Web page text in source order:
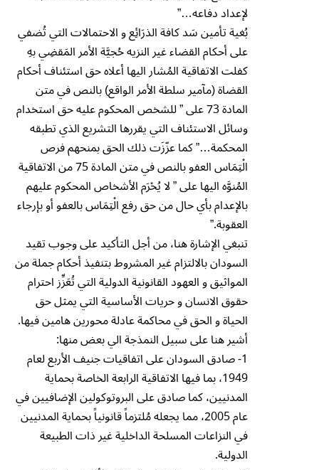
لإعداد دفاعه…”
بُغية تأمين سَد كافة الذرَائِع و الاحتمالات التي تُضفي
على أحكام القضاء غير النزيه حُجيَّة الأمر المَقضِي بهِ
كفلت الاتفاقية المُشار اليها أعلاه حق استئناف أحكام
القضاة (مآمير سلطة الأمر الواقع) بالنص في متن
المادة 73 على ” للشخص المحكوم عليه حق استخدام
وسائل الاستئناف التي يقررها التشريع الذي تطبقه
المحكمة…” كما عزّزَت ذلك الحق بمنحهم فرص
ال۫تِمَاس العفو بالنص في متن المادة 75 من الاتفاقية
المُنوَّه اليها على ” لا يُح۫رَم الأشخاص المحكوم عليهم
بالإعدام بأي حال من حق رفع ال۫تِمَاس بالعفو أو بإرجاء
العقوبة.”
تنبغي الإشارة هنا، من أجل التأكيد على وجوب تقيد
السودان بالالتزام غير المشروط بتنفيذ أحكام جملة من
المواثيق و العهود القانونية الدولية التي تُعَزِّز احترام
حقوق الانسان و حريات الأساسية التي يمثل حق
الحياة و الحق في محاكمة عادلة محورين هامين فيها.
أشير هنا على سبيل النمذجة الي بعض منها:
1- صادق السودان على اتفاقيات جنيف الأربع لعام
1949، بما فيها الاتفاقية الرابعة الخاصة بحماية
المدنيين، كما صادق على البروتوكولين الإضافيين في
عام 2005، مما يجعله مُلتزماً قانونياً بحماية المدنيين
في النزاعات المسلحة الداخلية غير ذات الطبيعة
الدولية.